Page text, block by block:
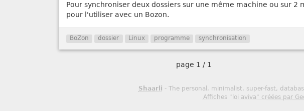
Pour synchroniser deux dossiers sur une même machine ou sur
pour l'utiliser avec un Bozon.
BoZon dossier Linux programme synchronisation
page 1 / 1
Shaarli - The personal, minimalist, super-fast,
Affiches "loi aviva" créées par